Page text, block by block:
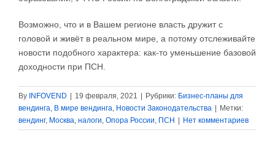
Возможно, что и в Вашем регионе власть дружит с
головой и живёт в реальном мире, а потому отслеживайте
новости подобного характера: как-то уменьшение базовой
доходности при ПСН.
By INFOVEND 19 февраля, 2021 Рубрики: Бизнес-планы для
вендинга, В мире вендинга, Новости Законодательства
Метки:
вендинг, Москва, налоги, Опора России, ПСН Нет комментариев